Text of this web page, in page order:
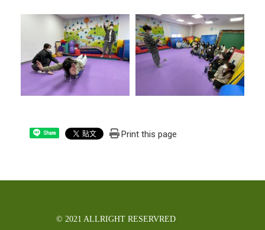
Share Print this page
© 2021 ALLRIGHT RESERVRED